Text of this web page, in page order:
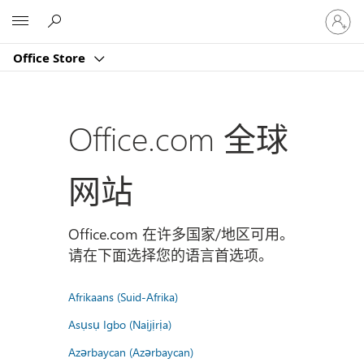
Office Store
请
登
录
Office.com 全球
网站
Office.com 在许多国家/地区可用。
请在下面选择您的语言首选项。
Afrikaans (Suid-Afrika)
Asụsụ Igbo (Naịjịrịa)
Azərbaycan (Azərbaycan)